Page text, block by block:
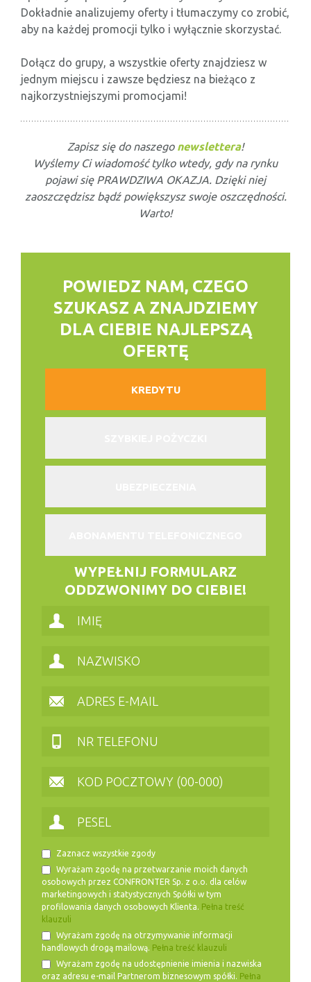
Dokładnie analizujemy oferty i tłumaczymy co zrobić,
aby na każdej promocji tylko i wyłącznie skorzystać.
Dołącz do grupy, a wszystkie oferty znajdziesz w
jednym miejscu i zawsze będziesz na bieżąco z
najkorzystniejszymi promocjami!
Zapisz się do naszego newslettera!
Wyślemy Ci wiadomość tylko wtedy, gdy na rynku
pojawi się PRAWDZIWA OKAZJA. Dzięki niej
zaoszczędzisz bądź powiększysz swoje oszczędności.
Warto!
POWIEDZ NAM, CZEGO
SZUKASZ A ZNAJDZIEMY
DLA CIEBIE NAJLEPSZĄ
OFERTĘ
KREDYTU
WYPEŁNIJ FORMULARZ
ODDZWONIMY DO CIEBIE!
Zaznacz wszystkie zgody
Wyrażam zgodę na przetwarzanie moich danych
osobowych przez CONFRONTER Sp. z o.o. dla celów
marketingowych i statystycznych Spółki w tym
profilowania danych osobowych Klienta. Pełna treść
klauzuli
Wyrażam zgodę na otrzymywanie informacji
handlowych drogą mailową. Pełna treść klauzuli
Wyrażam zgodę na udostępnienie imienia i nazwiska
oraz adresu e-mail Partnerom biznesowym spółki. Pełna